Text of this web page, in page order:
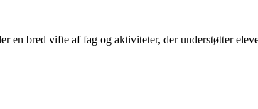
bred vifte af fag og aktiviteter, der understøtter